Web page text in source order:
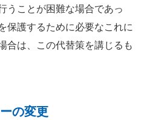
うことが困難な場合であっ
保護するために必要なこれに
合は、この代替策を講じるも
の変更